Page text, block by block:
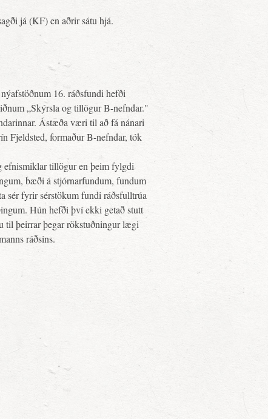
já (KF) en aðrir sátu hjá.
16. ráðsfundi hefði
„Skýrsla og tillögur B-nefndar."
Ástæða væri til að fá nánari
Fjeldsted, formaður B-nefndar, tók
tillögur en þeim fylgdi
bæði á stjórnarfundum, fundum
sér fyrir sérstökum fundi ráðsfulltrúa
Hún hefði því ekki getað stutt
til þeirrar þegar rökstuðningur lægi
ráðsins.